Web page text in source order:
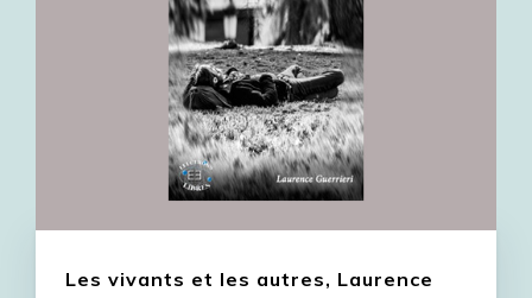
Les vivants et les autres, Laurence